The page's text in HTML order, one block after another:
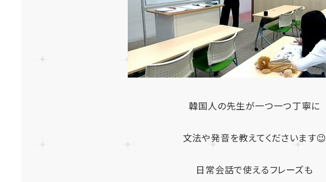
韓国人の先生が一つ一つ丁寧に
文法や発音を教えてくださいます😉
日常会話で使えるフレーズも